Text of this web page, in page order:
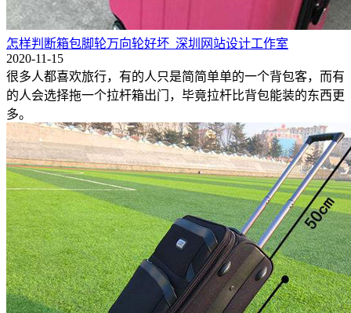
怎样判断箱包脚轮万向轮好坏_深圳网站设计工作室
2020-11-15
很多人都喜欢旅行，有的人只是简简单单的一个背包客，而有
的人会选择拖一个拉杆箱出门，毕竟拉杆比背包能装的东西更
多。